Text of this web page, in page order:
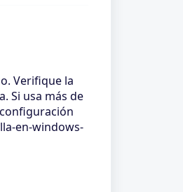
Verifique la
Si usa más de
en-windows-